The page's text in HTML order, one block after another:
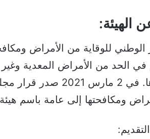
الهيئة:
الوطني للوقاية من الأمراض
في الحد من الأمراض المعدية
انتشارها. في 2
ومكافحتها إلى عامة باسم